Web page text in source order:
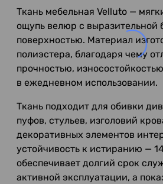
Ткань мебельная Velluto —
ощупь велюр с выразительной
поверхностью. Материал
полиэстера, благодаря чему
прочностью,
в ежедневном использовании.
Ткань подходит для обивки
пуфов, стульев, изголовий
декоративных элементов
устойчивость к истиранию —
обеспечивает долгий срок
активной эксплуатации, а